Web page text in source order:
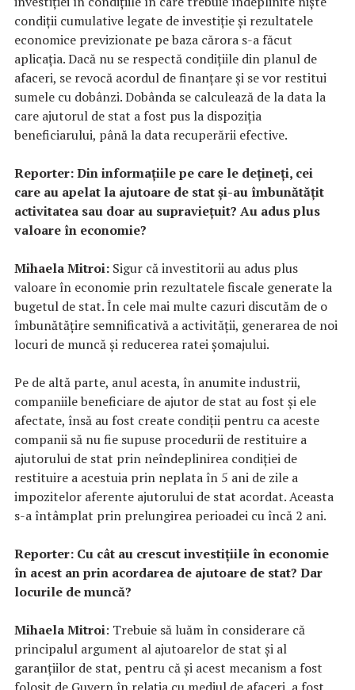
condiții cumulative legate de investiție și rezultatele
economice previzionate pe baza cărora s-a făcut
aplicația. Dacă nu se respectă condițiile din planul de
afaceri, se revocă acordul de finanțare și se vor restitui
sumele cu dobânzi. Dobânda se calculează de la data la
care ajutorul de stat a fost pus la dispoziţia
beneficiarului, până la data recuperării efective.
Reporter: Din informațiile pe care le dețineți, cei
care au apelat la ajutoare de stat și-au îmbunătățit
activitatea sau doar au supraviețuit? Au adus plus
valoare în economie?
Mihaela Mitroi: Sigur că investitorii au adus plus
valoare în economie prin rezultatele fiscale generate la
bugetul de stat. În cele mai multe cazuri discutăm de o
îmbunătățire semnificativă a activității, generarea de noi
locuri de muncă și reducerea ratei șomajului.
Pe de altă parte, anul acesta, în anumite industrii,
companiile beneficiare de ajutor de stat au fost și ele
afectate, însă au fost create condiții pentru ca aceste
companii să nu fie supuse procedurii de restituire a
ajutorului de stat prin neîndeplinirea condiției de
restituire a acestuia prin neplata în 5 ani de zile a
impozitelor aferente ajutorului de stat acordat. Aceasta
s-a întâmplat prin prelungirea perioadei cu încă 2 ani.
Reporter: Cu cât au crescut investițiile în economie
în acest an prin acordarea de ajutoare de stat? Dar
locurile de muncă?
Mihaela Mitroi: Trebuie să luăm în considerare că
principalul argument al ajutoarelor de stat și al
garanțiilor de stat, pentru că și acest mecanism a fost